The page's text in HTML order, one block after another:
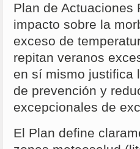
Plan de Actuaciones
impacto sobre la
exceso de
repitan veranos
en sí mismo justifica
de prevención y
excepcionales de
El Plan define